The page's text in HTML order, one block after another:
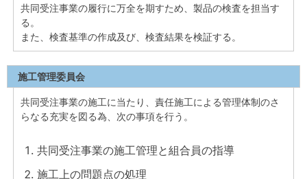
共同受注事業の履行に万全を期すため、製品の検査を担当す
る。
また、検査基準の作成及び、検査結果を検証する。
施工管理委員会
共同受注事業の施工に当たり、責任施工による管理体制のさ
らなる充実を図る為、次の事項を行う。
共同受注事業の施工管理と組合員の指導
施工上の問題点の処理